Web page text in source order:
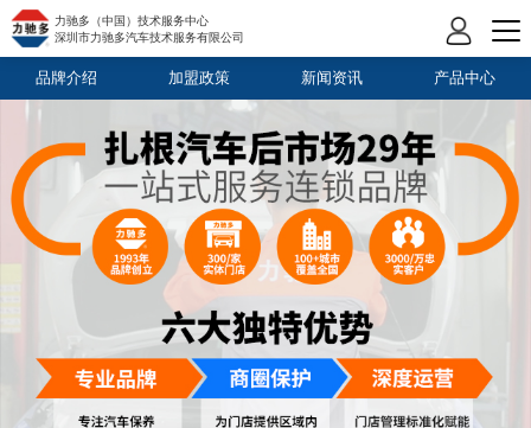
力驰多（中国）技术服务中心
深圳市力驰多汽车技术服务有限公司
品牌介绍 加盟政策 新闻资讯 产品中心